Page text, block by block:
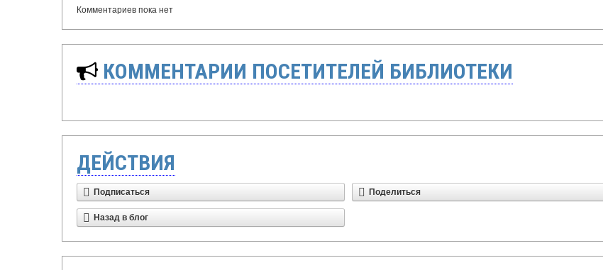
Комментариев пока нет
КОММЕНТАРИИ ПОСЕТИТЕЛЕЙ БИБЛИОТЕКИ
ДЕЙСТВИЯ
Подписаться Поделиться
Назад в блог